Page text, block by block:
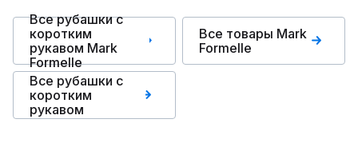
Все рубашки с
коротким
рукавом Mark
Formelle
Все товары Mark
Formelle
Все рубашки с
коротким
рукавом